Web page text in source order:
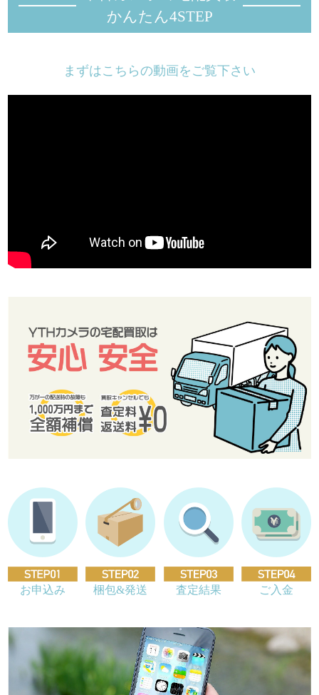
かんたん4STEP
まずはこちらの動画をご覧下さい
お申込み 梱包&発送 査定結果 ご入金